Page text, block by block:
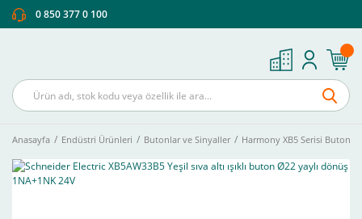
0 850 377 0 100
Anasayfa Endüstri Ürünleri Butonlar ve Sinyaller Harmony XB5 Serisi Buton